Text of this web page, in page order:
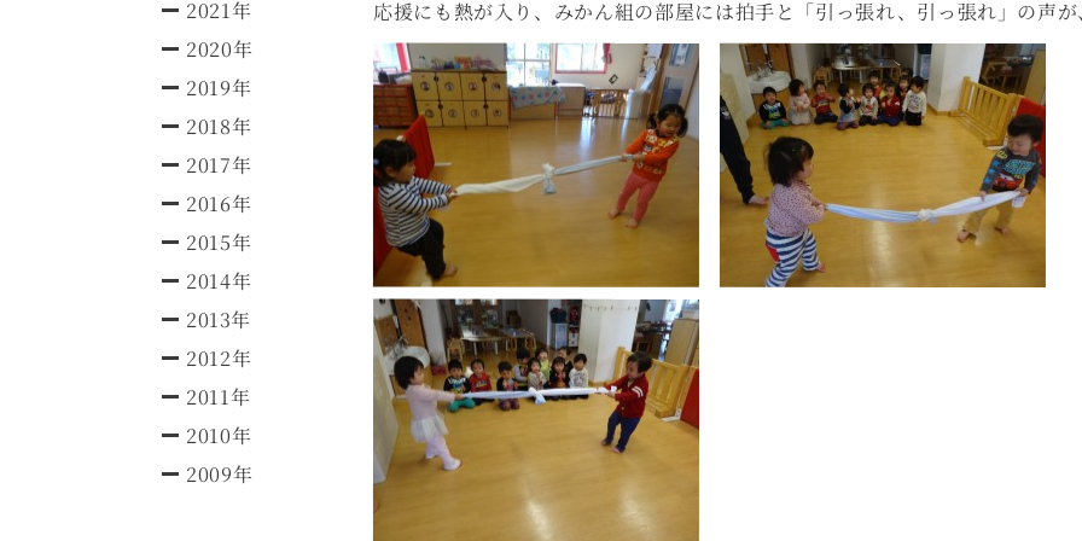
2021年
2020年
2019年
2018年
2017年
2016年
2015年
2014年
2013年
2012年
2011年
2010年
2009年
応援にも熱が入り、みかん組の部屋には拍手と「引っ張れ、引っ張れ」の声が